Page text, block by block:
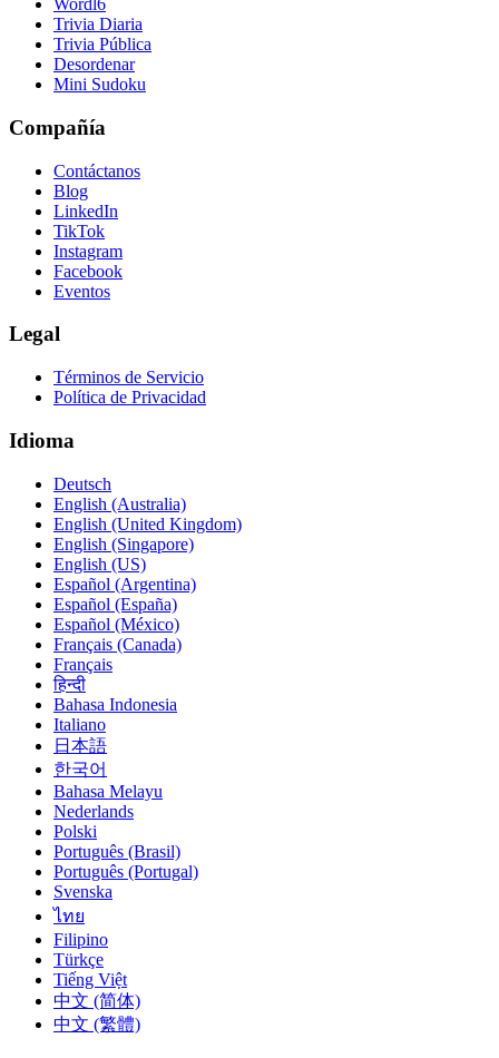
Wordl6
Trivia Diaria
Trivia Pública
Desordenar
Mini Sudoku
Compañía
Contáctanos
Blog
LinkedIn
TikTok
Instagram
Facebook
Eventos
Legal
Términos de Servicio
Política de Privacidad
Idioma
Deutsch
English (Australia)
English (United Kingdom)
English (Singapore)
English (US)
Español (Argentina)
Español (España)
Español (México)
Français (Canada)
Français
हिन्दी
Bahasa Indonesia
Italiano
日本語
한국어
Bahasa Melayu
Nederlands
Polski
Português (Brasil)
Português (Portugal)
Svenska
ไทย
Filipino
Türkçe
Tiếng Việt
中文 (简体)
中文 (繁體)